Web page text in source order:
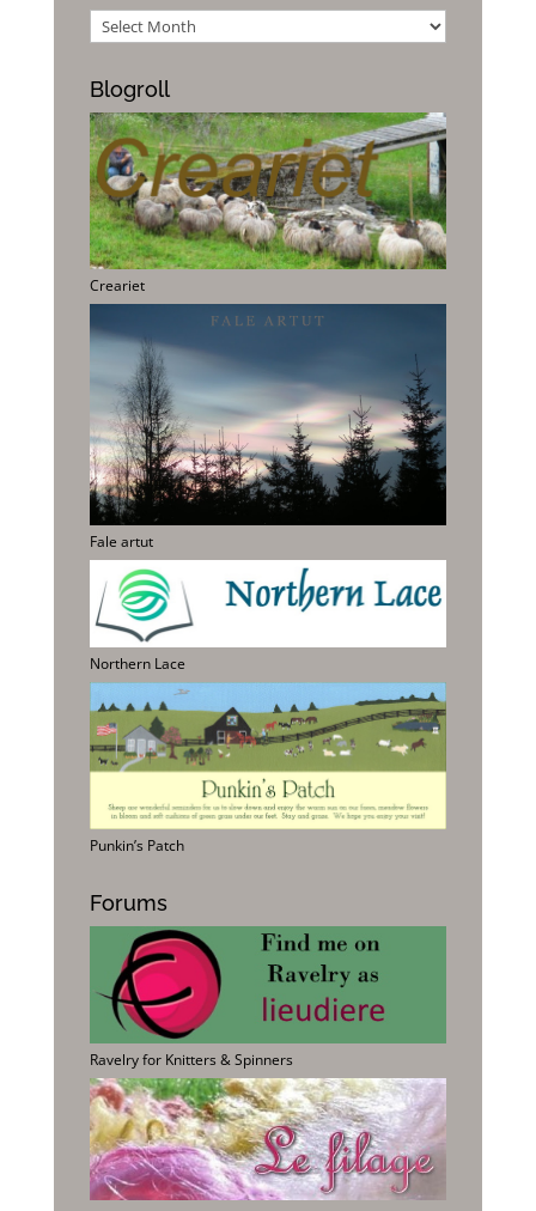
Archives
Blogroll
Creariet
Fale artut
Northern Lace
Punkin’s Patch
Forums
Ravelry for Knitters & Spinners